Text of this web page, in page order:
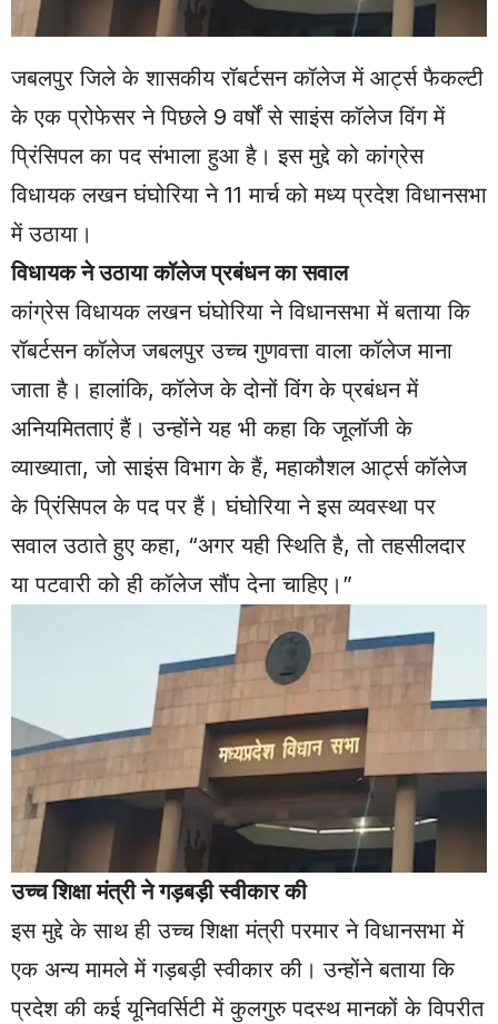
जबलपुर जिले के शासकीय रॉबर्टसन कॉलेज में आर्ट्स फैकल्टी
के एक प्रोफेसर ने पिछले 9 वर्षों से साइंस कॉलेज विंग में
प्रिंसिपल का पद संभाला हुआ है। इस मुद्दे को कांग्रेस
विधायक लखन घंघोरिया ने 11 मार्च को मध्य प्रदेश विधानसभा
में उठाया।
विधायक ने उठाया कॉलेज प्रबंधन का सवाल
कांग्रेस विधायक लखन घंघोरिया ने विधानसभा में बताया कि
रॉबर्टसन कॉलेज जबलपुर उच्च गुणवत्ता वाला कॉलेज माना
जाता है। हालांकि, कॉलेज के दोनों विंग के प्रबंधन में
अनियमितताएं हैं। उन्होंने यह भी कहा कि जूलॉजी के
व्याख्याता, जो साइंस विभाग के हैं, महाकौशल आर्ट्स कॉलेज
के प्रिंसिपल के पद पर हैं। घंघोरिया ने इस व्यवस्था पर
सवाल उठाते हुए कहा, “अगर यही स्थिति है, तो तहसीलदार
या पटवारी को ही कॉलेज सौंप देना चाहिए।”
उच्च शिक्षा मंत्री ने गड़बड़ी स्वीकार की
इस मुद्दे के साथ ही उच्च शिक्षा मंत्री परमार ने विधानसभा में
एक अन्य मामले में गड़बड़ी स्वीकार की। उन्होंने बताया कि
प्रदेश की कई यूनिवर्सिटी में कुलगुरु पदस्थ मानकों के विपरीत